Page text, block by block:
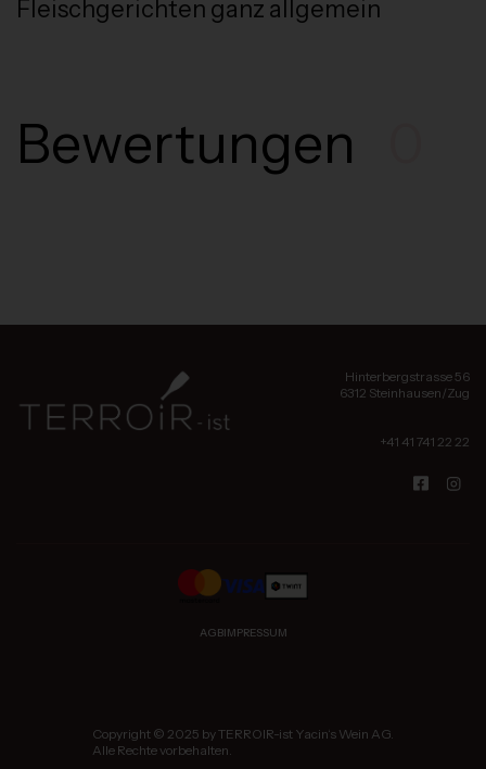
Fleischgerichten ganz allgemein
Bewertungen
Hinterbergstrasse 56
6312 Steinhausen/Zug
+41 41 741 22 22
AGBIMPRESSUM
Copyright © 2025 by TERROIR-ist Yacin‘s Wein AG.
Alle Rechte vorbehalten.